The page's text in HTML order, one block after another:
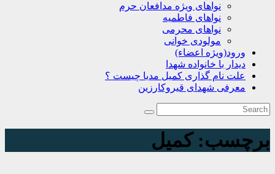
نواهای ویژه مدافعان حرم
نواهای فاطمیه
نواهای محرمی
مولودی خوانی
ورود(ویژه اعضاء)
دیدار با خانواده شهدا
علت نام گذاری کمیل مدیا چیست ؟
معرفی شهدای قیروکارزین
برچسب:کمیل